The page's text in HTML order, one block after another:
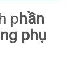
p hần
phụ